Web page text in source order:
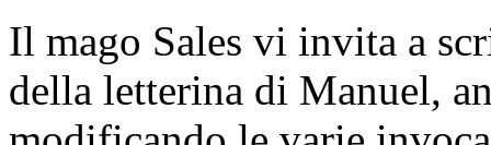
Il mago Sales vi invita a
della letterina di Manuel,